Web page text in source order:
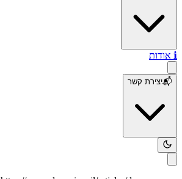
ℹ️ אודות
📬יצירת קשר